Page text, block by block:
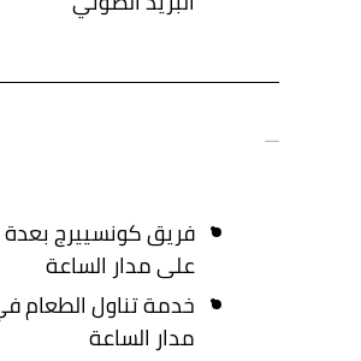
فريق كونسييرج
على مدار الساعة
خدمة تناول الطعام
مدار الساعة